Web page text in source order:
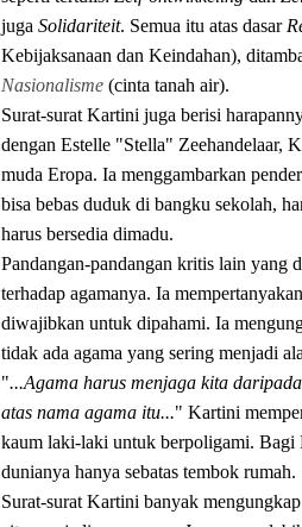
juga Solidariteit. Semua itu atas dasar
Kebijaksanaan dan Keindahan),
Nasionalisme (cinta tanah air).
Surat-surat Kartini juga berisi
dengan Estelle "Stella" Zeehandelaar,
muda Eropa. Ia menggambarkan
bisa bebas duduk di bangku sekolah,
harus bersedia dimadu.
Pandangan-pandangan kritis lain yang
terhadap agamanya. Ia
diwajibkan untuk dipahami. Ia
tidak ada agama yang sering menjadi
"...Agama harus menjaga kita
atas nama agama itu..." Kartini
kaum laki-laki untuk berpoligami. Bagi
dunianya hanya sebatas tembok rumah.
Surat-surat Kartini banyak